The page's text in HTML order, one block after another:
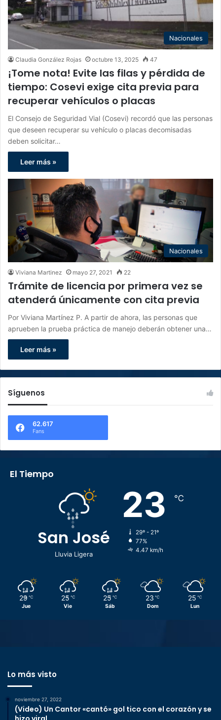
Nacionales
Claudia González Rojas octubre 13, 2025 47
¡Tome nota! Evite las filas y pérdida de
tiempo: Cosevi exige cita previa para
recuperar vehículos o placas
El Consejo de Seguridad Vial (Cosevi) recordó que las personas
que deseen recuperar su vehículo o placas decomisadas
deben solicitar…
Leer más »
Nacionales
Viviana Martinez mayo 27, 2021 22
Trámite de licencia por primera vez se
atenderá únicamente con cita previa
Por Viviana Martínez P. A partir de ahora, las personas que
aprueben la prueba práctica de manejo deberán obtener una…
Leer más »
Síguenos
62.617
Fans
El Tiempo
San José
Lluvia Ligera
23 ℃
29º - 21º
77%
4.47 km/h
29 ℃
Jue
25 ℃
Vie
25 ℃
Sáb
23 ℃
Dom
25 ℃
Lun
Lo más visto
noviembre 27, 2022
(Video) Un Cantor «cantó» gol tico con el corazón y se